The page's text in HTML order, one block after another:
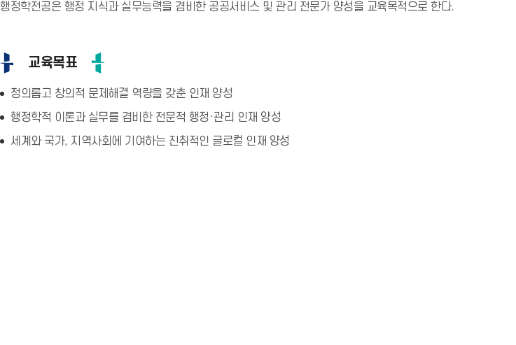
행정학전공은 행정 지식과 실무능력을 겸비한 공공서비스 및 관리 전문가 양성을 교육목적으로 한다.
교육목표
정의롭고 창의적 문제해결 역량을 갖춘 인재 양성
행정학적 이론과 실무를 겸비한 전문적 행정·관리 인재 양성
세계와 국가, 지역사회에 기여하는 진취적인 글로컬 인재 양성